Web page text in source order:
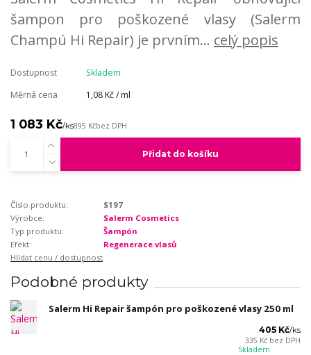
šampon pro poškozené vlasy (Salerm
Champú Hi Repair) je prvním... celý popis
Dostupnost
Skladem
Měrná cena
1,08 Kč / ml
1 083 Kč/ks895 Kčbez DPH
Přidat do košíku
Číslo produktu:
S197
Výrobce:
Salerm Cosmetics
Typ produktu:
Šampón
Efekt:
Regenerace vlasů
Hlídat cenu / dostupnost
Podobné produkty
Salerm Hi Repair šampón pro poškozené vlasy 250 ml
405 Kč/ks
335 Kč bez DPH
Skladem